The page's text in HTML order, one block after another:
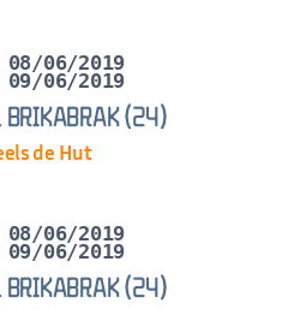
08/06/2019
BRIKABRAK (24)
06/2019
de Hut
08/06/2019
BRIKABRAK (24)
06/2019